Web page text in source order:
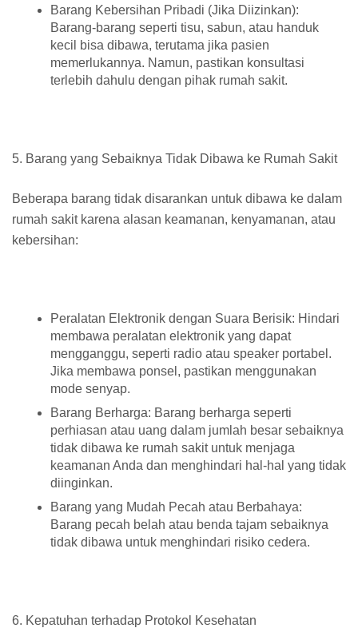
Barang Kebersihan Pribadi (Jika Diizinkan):
Barang-barang seperti tisu, sabun, atau handuk
kecil bisa dibawa, terutama jika pasien
memerlukannya. Namun, pastikan konsultasi
terlebih dahulu dengan pihak rumah sakit.
5. Barang yang Sebaiknya Tidak Dibawa ke Rumah Sakit
Beberapa barang tidak disarankan untuk dibawa ke dalam
rumah sakit karena alasan keamanan, kenyamanan, atau
kebersihan:
Peralatan Elektronik dengan Suara Berisik: Hindari
membawa peralatan elektronik yang dapat
mengganggu, seperti radio atau speaker portabel.
Jika membawa ponsel, pastikan menggunakan
mode senyap.
Barang Berharga: Barang berharga seperti
perhiasan atau uang dalam jumlah besar sebaiknya
tidak dibawa ke rumah sakit untuk menjaga
keamanan Anda dan menghindari hal-hal yang tidak
diinginkan.
Barang yang Mudah Pecah atau Berbahaya:
Barang pecah belah atau benda tajam sebaiknya
tidak dibawa untuk menghindari risiko cedera.
6. Kepatuhan terhadap Protokol Kesehatan